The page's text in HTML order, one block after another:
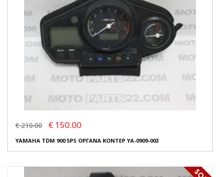
€ 210.00 € 150.00
YAMAHA TDM 900 5PS ΟΡΓΑΝΑ ΚΟΝΤΕΡ YA-0909-003